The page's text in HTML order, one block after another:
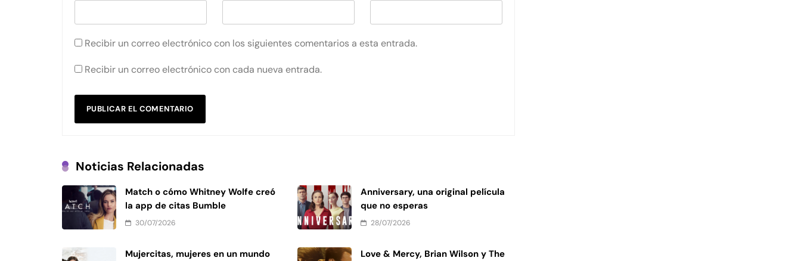
Recibir un correo electrónico con los siguientes comentarios a esta entrada.
Recibir un correo electrónico con cada nueva entrada.
Noticias Relacionadas
Match o cómo Whitney Wolfe creó
la app de citas Bumble
30/07/2026
Anniversary, una original película
que no esperas
28/07/2026
Mujercitas, mujeres en un mundo Love & Mercy, Brian Wilson y The